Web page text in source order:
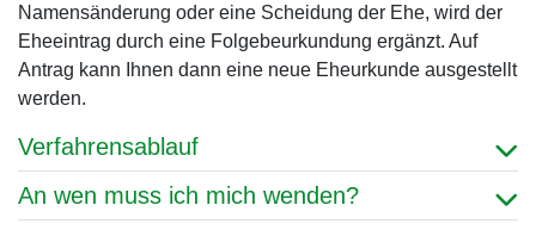
Namensänderung oder eine Scheidung der Ehe, wird der
Eheeintrag durch eine Folgebeurkundung ergänzt. Auf
Antrag kann Ihnen dann eine neue Eheurkunde ausgestellt
werden.
Verfahrensablauf
An wen muss ich mich wenden?